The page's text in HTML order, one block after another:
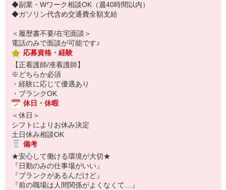
◆副業・Wワーク相談OK（週40時間以内）
◆ガソリン代含め交通費全額支給
＜履歴書不要/在宅面談＞
電話のみで面談が可能です♪
応募資格・経験
【正看護師/准看護師】
※どちらか必須
・経験に応じて優遇あり
・ブランクOK
休日・休暇
＜休日＞
シフトによりお休み決定
土日休み相談OK
備考
★安心して働ける環境が大切★
『日勤のみの仕事場がいい』
『ブランクがあるんだけど』
『前の職場は人間関係がよくなくて…』